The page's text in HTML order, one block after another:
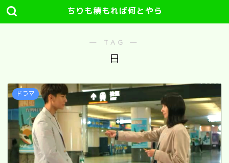
ちりも積もれば何とやら
― TAG ―
日
ドラマ